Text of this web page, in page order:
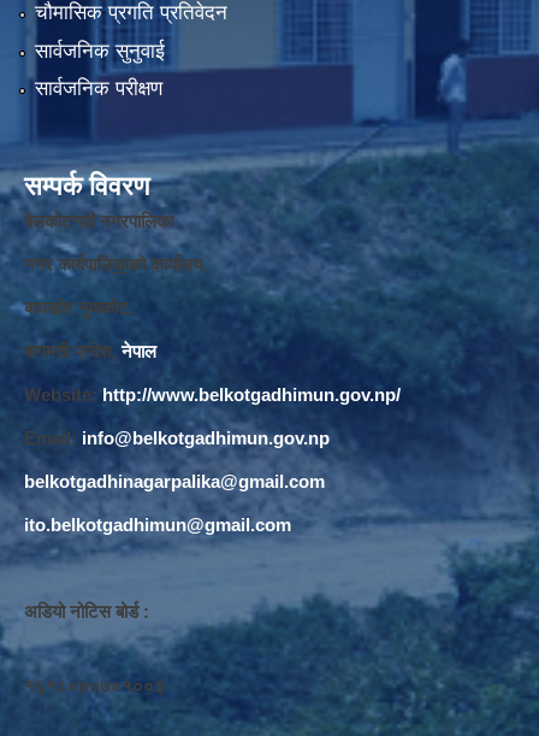
चौमासिक प्रगति प्रतिवेदन
सार्वजनिक सुनुवाई
सार्वजनिक परीक्षण
सम्पर्क विवरण
बेलकोटगढी नगरपालिका ,
नगर कार्यपालिकाको कार्यालय,
बाघखोर नुवाकोट,
बागमती प्रदेश, नेपाल
Website: http://www.belkotgadhimun.gov.np/
Email: info@belkotgadhimun.gov.np
belkotgadhinagarpalika@gmail.com
ito.belkotgadhimun@gmail.com
अडियो नोटिस बोर्ड :
१६१८०७०७०१००३